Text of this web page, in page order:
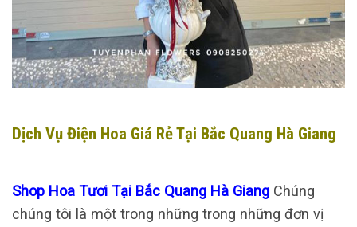
Dịch Vụ Điện Hoa Giá Rẻ Tại Bắc Quang Hà Giang
Shop Hoa Tươi Tại Bắc Quang Hà Giang Chúng
chúng tôi là một trong những trong những đơn vị